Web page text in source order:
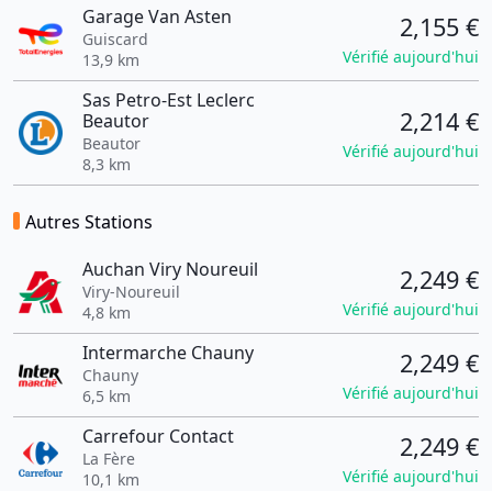
Garage Van Asten
Guiscard
13,9 km
2,155 €
Vérifié aujourd'hui
Sas Petro-Est Leclerc
Beautor
Beautor
8,3 km
2,214 €
Vérifié aujourd'hui
Autres Stations
Auchan Viry Noureuil
Viry-Noureuil
4,8 km
2,249 €
Vérifié aujourd'hui
Intermarche Chauny
Chauny
6,5 km
2,249 €
Vérifié aujourd'hui
Carrefour Contact
La Fère
10,1 km
2,249 €
Vérifié aujourd'hui